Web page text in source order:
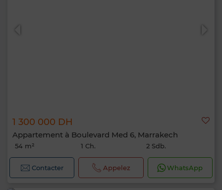
1 300 000 DH
Appartement à Boulevard Med 6, Marrakech
54 m² 1 Ch. 2 Sdb.
Contacter Appelez WhatsApp